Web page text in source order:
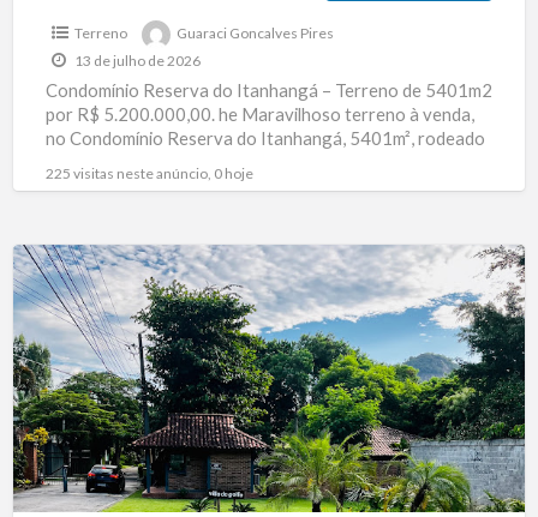
Terreno
Guaraci Goncalves Pires
13 de julho de 2026
Condomínio Reserva do Itanhangá – Terreno de 5401m2
por R$ 5.200.000,00. he Maravilhoso terreno à venda,
no Condomínio Reserva do Itanhangá, 5401m², rodeado
225 visitas neste anúncio, 0 hoje
Villa
do
Golfe
–
Terreno
de
1000m2